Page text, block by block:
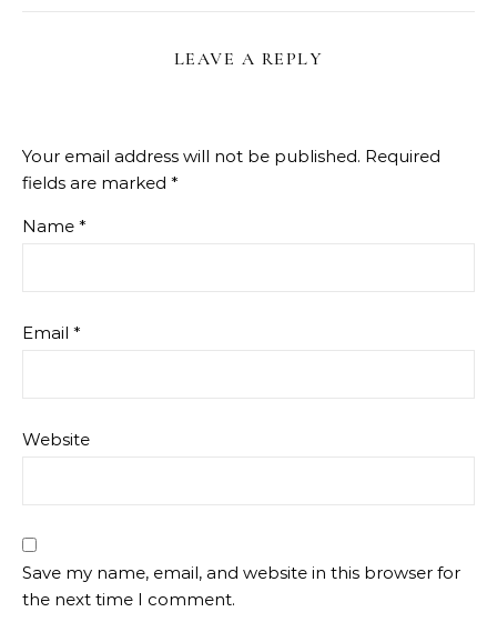
LEAVE A REPLY
Your email address will not be published. Required
fields are marked *
Name *
Email *
Website
Save my name, email, and website in this browser for
the next time I comment.